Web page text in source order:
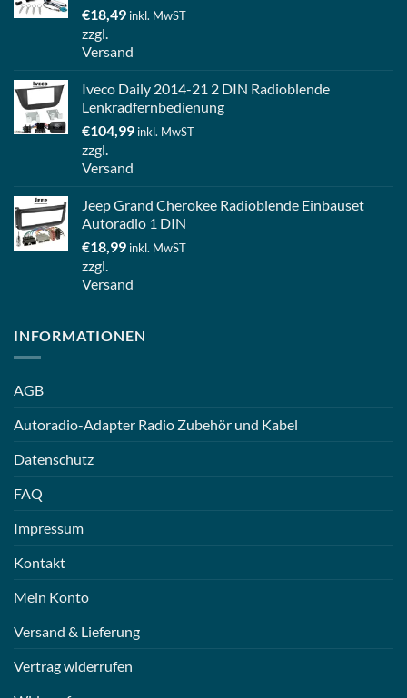
€18,49 inkl. MwST
zzgl.
Versand
Iveco Daily 2014-21 2 DIN Radioblende
Lenkradfernbedienung
€104,99 inkl. MwST
zzgl.
Versand
Jeep Grand Cherokee Radioblende Einbauset
Autoradio 1 DIN
€18,99 inkl. MwST
zzgl.
Versand
INFORMATIONEN
AGB
Autoradio-Adapter Radio Zubehör und Kabel
Datenschutz
FAQ
Impressum
Kontakt
Mein Konto
Versand & Lieferung
Vertrag widerrufen